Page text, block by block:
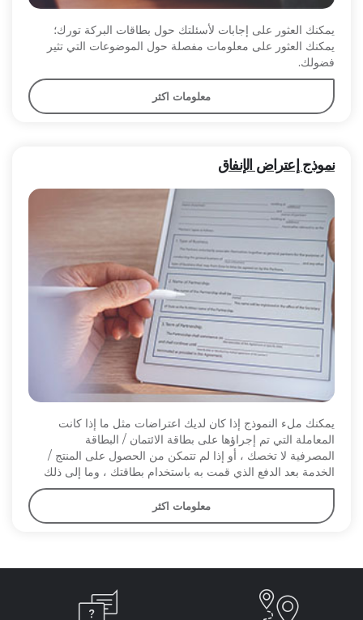
يمكنك العثور على إجابات لأسئلتك حول بطاقات البركة تورك؛
يمكنك العثور على معلومات مفصلة حول الموضوعات التي تثير
فضولك.
معلومات اكثر
نموذج إعتراض الإنفاق
يمكنك ملء النموذج إذا كان لديك اعتراضات مثل ما إذا كانت
المعاملة التي تم إجراؤها على بطاقة الائتمان / البطاقة
المصرفية لا تخصك ، أو إذا لم تتمكن من الحصول على المنتج /
الخدمة بعد الدفع الذي قمت به باستخدام بطاقتك ، وما إلى ذلك
معلومات اكثر